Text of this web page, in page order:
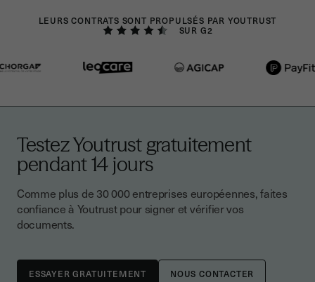
LEURS CONTRATS SONT PROPULSÉS PAR YOUTRUST
SUR G2
Testez Youtrust gratuitement
pendant 14 jours
Comme plus de 30 000 entreprises européennes, faites
confiance à Youtrust pour signer et vérifier vos
documents.
NOUS CONTACTER